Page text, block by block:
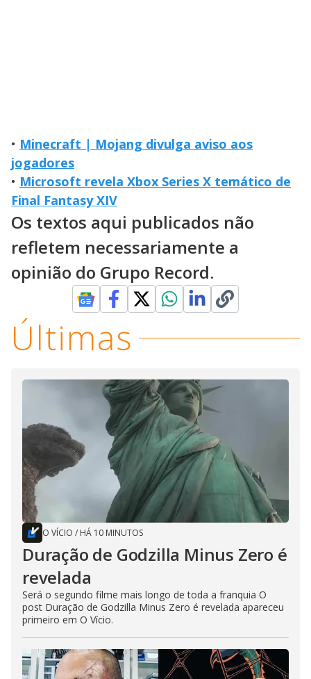
• Minecraft | Mojang divulga aviso aos
jogadores
• Microsoft revela Xbox Series X temático de
Final Fantasy XIV
Os textos aqui publicados não
refletem necessariamente a
opinião do Grupo Record.
Últimas
O VÍCIO / HÁ 10 MINUTOS
Duração de Godzilla Minus Zero é
revelada
Será o segundo filme mais longo de toda a franquia O
post Duração de Godzilla Minus Zero é revelada apareceu
primeiro em O Vício.